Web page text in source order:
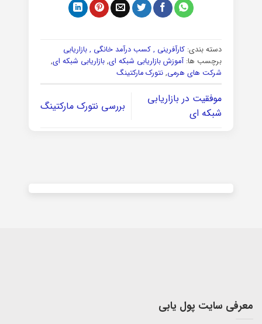
دسته بندی: کارآفرینی , کسب درآمد خانگی , بازاریابی
برچسب ها:آموزش بازاریابی شبکه ای, بازاریابی شبکه ای,
شرکت های هرمی, نتورک مارکتینگ
موفقیت در بازاریابی
شبکه ای
بررسی نتورک مارکتینگ
معرفی سایت پول یابی